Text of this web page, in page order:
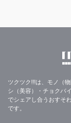
ツクツク!!!は、モノ（
シ（美容）・チョクバ
でシェアし合うおすそ
です。